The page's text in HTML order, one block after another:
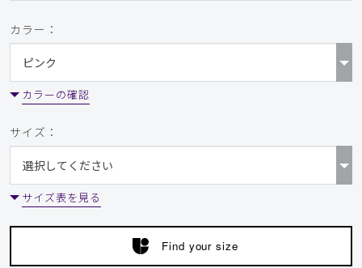
カラー：
カラーの確認
サイズ：
サイズ表を見る
Find your size